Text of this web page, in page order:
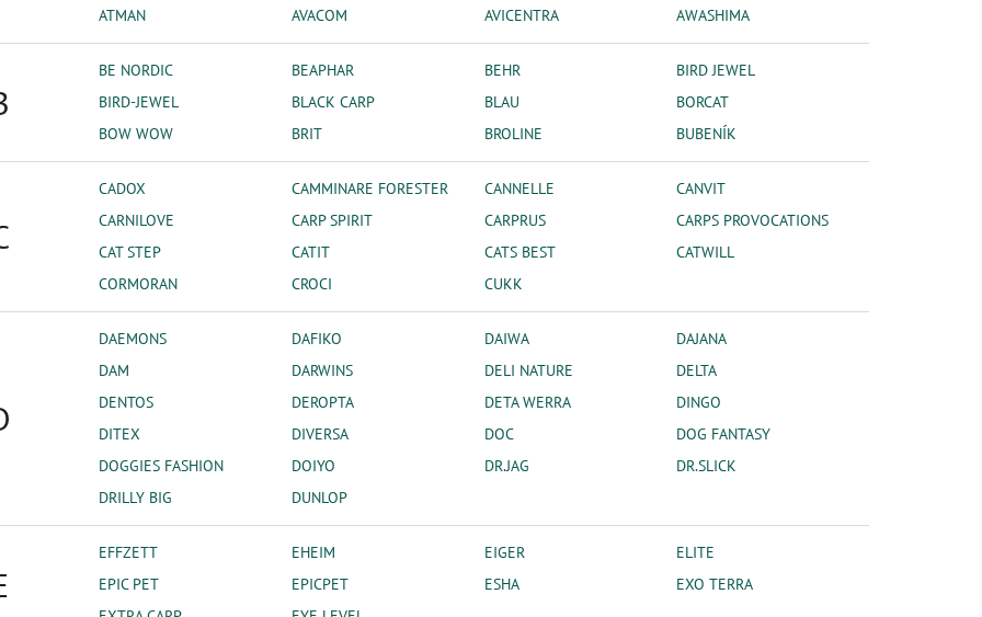
ATMAN
AVACOM AVICENTRA AWASHIMA
BE NORDIC BEAPHAR BEHR
BIRD JEWEL
BIRD-JEWEL
BLACK CARP BLAU
BORCAT
BOW WOW
BRIT BROLINE BUBENÍK
CADOX CAMMINARE FORESTER CANNELLE
CANVIT
CARNILOVE
CARP SPIRIT CARPRUS
CARPS PROVOCATIONS
CAT STEP
CATIT CATS BEST
CATWILL
CORMORAN
CROCI CUKK
DAEMONS DAFIKO DAIWA
DAJANA
DAM
DARWINS DELI NATURE
DELTA
DENTOS
DEROPTA DETA WERRA
DINGO
DITEX
DIVERSA DOC
DOG FANTASY
DOGGIES FASHION
DOIYO DR.JAG
DR.SLICK
DRILLY BIG
DUNLOP
EFFZETT EHEIM EIGER
ELITE
EPIC PET
EPICPET ESHA
EXO TERRA